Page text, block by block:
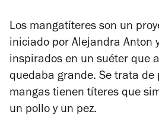
Los mangatíteres son un
iniciado por Alejandra Anton
inspirados en un suéter que
quedaba grande. Se trata de
mangas tienen títeres que
un pollo y un pez.